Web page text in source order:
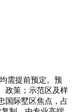
需提前预定。预
政策；示范区及样
国际墅区焦点，占